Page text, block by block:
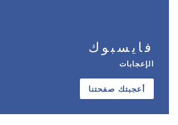
فايسبوك
الإعجابات
أعجبتك صفحتنا